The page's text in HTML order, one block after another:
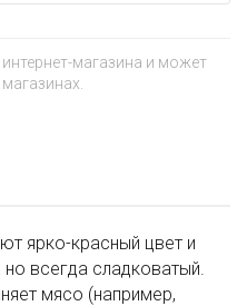
интернет-магазина и может
ярко-красный цвет и
всегда сладковатый.
мясо (например,